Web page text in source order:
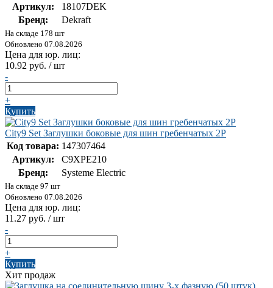
Артикул:
18107DEK
Бренд:
Dekraft
На складе 178 шт
Обновлено 07.08.2026
Цена для юр. лиц:
10.92 руб. / шт
-
+
Купить
City9 Set Заглушки боковые для шин гребенчатых 2P
Код товара: 147307464
Артикул:
C9XPE210
Бренд:
Systeme Electric
На складе 97 шт
Обновлено 07.08.2026
Цена для юр. лиц:
11.27 руб. / шт
-
+
Купить
Хит продаж